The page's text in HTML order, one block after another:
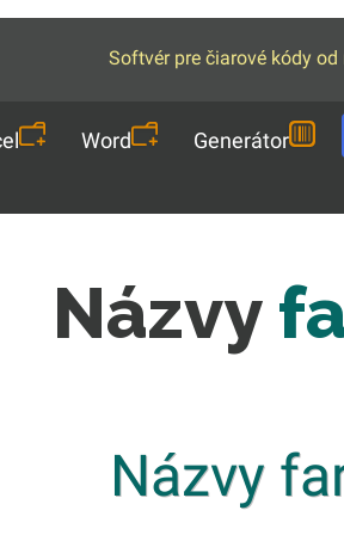
Softvér pre čiarové kódy od
Word Generátor
Názvy
Názvy